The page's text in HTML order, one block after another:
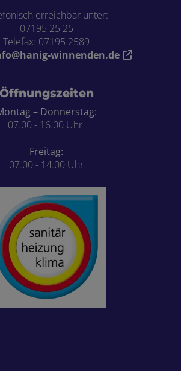
erreichbar unter:
07195 25 25
Telefax: 07195 2589
winnenden.de
Öffnungszeiten
– Donnerstag:
07.00 - 16.00 Uhr
Freitag:
07.00 - 14.00 Uhr